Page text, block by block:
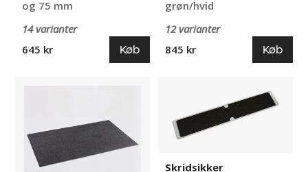
og 75 mm
14 varianter
645 kr
Køb
grøn/hvid
12 varianter
845 kr
Køb
aluminiumsplade
Skridsikker